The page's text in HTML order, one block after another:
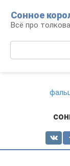
контенту
Сонное
Всё про